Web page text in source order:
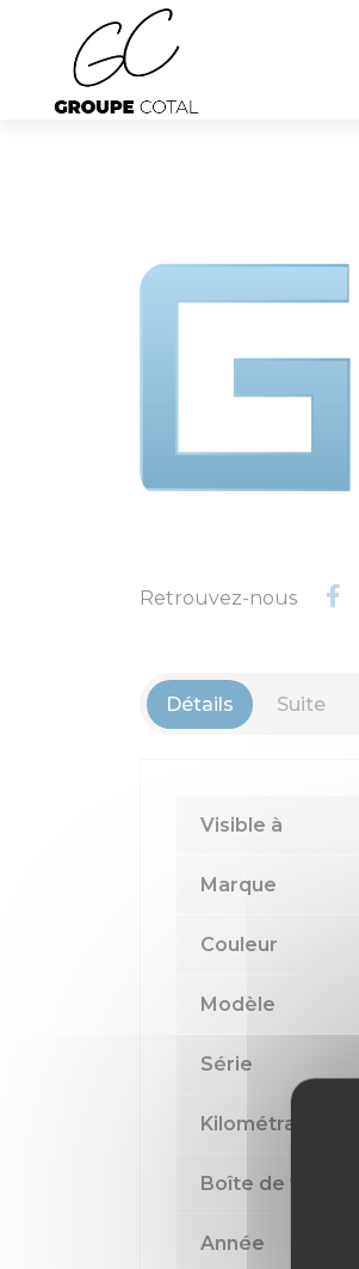
Retrouvez-nous
Détails Suite
Visible à
Marque
Couleur
Modèle
Série
Kilométrage
Boîte de vitesse
Année
Panneau de gestion des cookies